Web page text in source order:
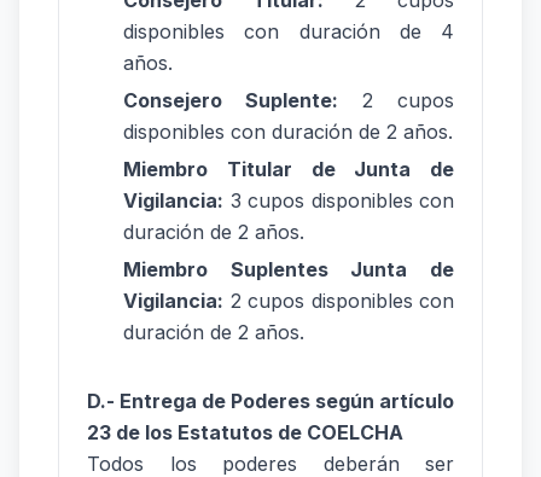
disponibles con duración de 4
años.
Consejero Suplente: 2 cupos
disponibles con duración de 2 años.
Miembro Titular de Junta de
Vigilancia: 3 cupos disponibles con
duración de 2 años.
Miembro Suplentes Junta de
Vigilancia: 2 cupos disponibles con
duración de 2 años.
D.- Entrega de Poderes según artículo
23 de los Estatutos de COELCHA
Todos los poderes deberán ser